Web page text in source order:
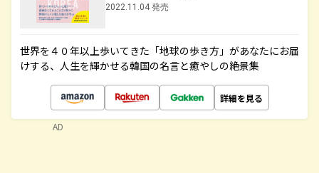
2022.11.04 発売
世界を４０年以上歩いてきた「地球の歩き方」があなたにお届
けする、人生を輝かせる韓国の名言と癒やしの絶景集
詳細を見る
AD